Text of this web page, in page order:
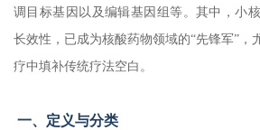
调目标基因以及编辑基因组等。其中，小
长效性，已成为核酸药物领域的“先锋军”，
疗中填补传统疗法空白。
一、定义与分类